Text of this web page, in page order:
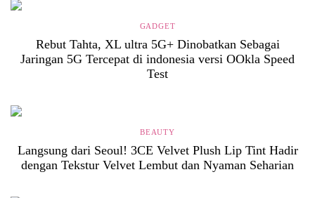
GADGET
Rebut Tahta, XL ultra 5G+ Dinobatkan Sebagai
Jaringan 5G Tercepat di indonesia versi OOkla Speed
Test
BEAUTY
Langsung dari Seoul! 3CE Velvet Plush Lip Tint Hadir
dengan Tekstur Velvet Lembut dan Nyaman Seharian